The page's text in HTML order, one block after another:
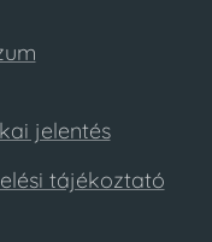
jelentés
tájékoztató